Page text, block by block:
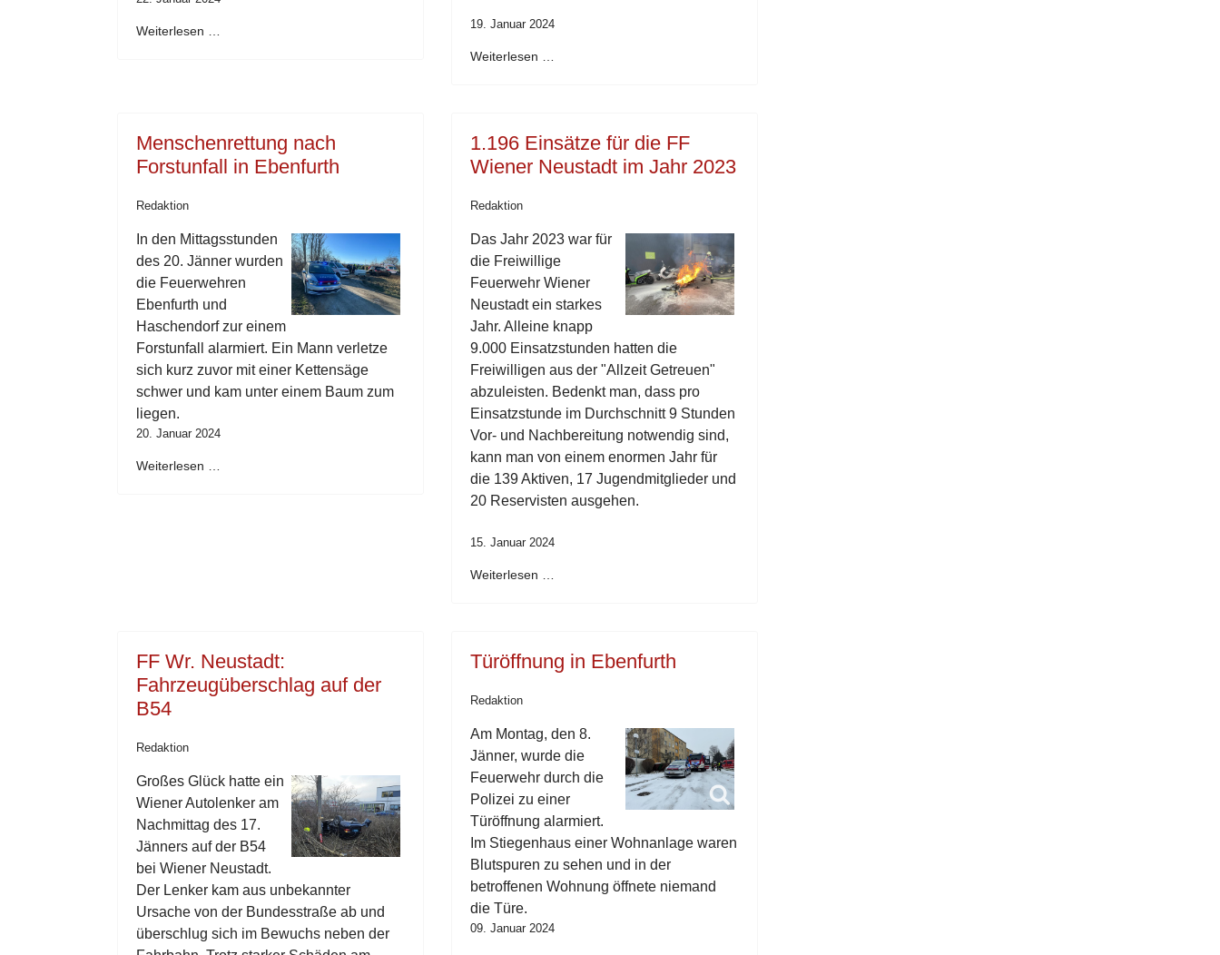
Weiterlesen … 19. Januar 2024
Weiterlesen …
Menschenrettung nach
Forstunfall in Ebenfurth
Redaktion
In den Mittagsstunden
des 20. Jänner wurden
die Feuerwehren
Ebenfurth und
Haschendorf zur einem
Forstunfall alarmiert. Ein Mann verletze
sich kurz zuvor mit einer Kettensäge
schwer und kam unter einem Baum zum
liegen.
20. Januar 2024
Weiterlesen …
1.196 Einsätze für die FF
Wiener Neustadt im Jahr 2023
Redaktion
Das Jahr 2023 war für
die Freiwillige
Feuerwehr Wiener
Neustadt ein starkes
Jahr. Alleine knapp
9.000 Einsatzstunden hatten die
Freiwilligen aus der "Allzeit Getreuen"
abzuleisten. Bedenkt man, dass pro
Einsatzstunde im Durchschnitt 9 Stunden
Vor- und Nachbereitung notwendig sind,
kann man von einem enormen Jahr für
die 139 Aktiven, 17 Jugendmitglieder und
20 Reservisten ausgehen.
15. Januar 2024
Weiterlesen …
FF Wr. Neustadt:
Fahrzeugüberschlag auf der
B54
Redaktion
Großes Glück hatte ein
Wiener Autolenker am
Nachmittag des 17.
Jänners auf der B54
bei Wiener Neustadt.
Der Lenker kam aus unbekannter
Ursache von der Bundesstraße ab und
überschlug sich im Bewuchs neben der
Türöffnung in Ebenfurth
Redaktion
Am Montag, den 8.
Jänner, wurde die
Feuerwehr durch die
Polizei zu einer
Türöffnung alarmiert.
Im Stiegenhaus einer Wohnanlage waren
Blutspuren zu sehen und in der
betroffenen Wohnung öffnete niemand
die Türe.
09. Januar 2024